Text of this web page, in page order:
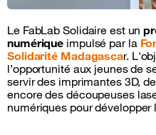
Le FabLab Solidaire est un
numérique impulsé par la
Solidarité Madagascar.
l’opportunité aux jeunes de
servir des imprimantes 3D,
encore des découpeuses
numériques pour